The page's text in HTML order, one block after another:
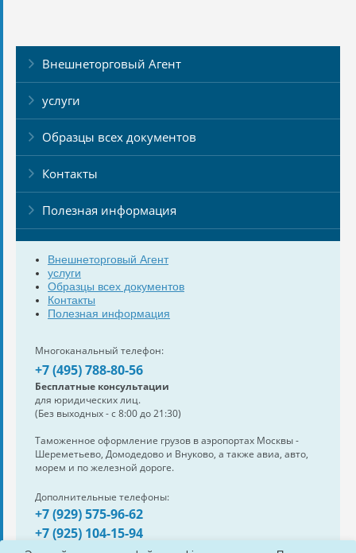
Внешнеторговый Агент
услуги
Образцы всех документов
Контакты
Полезная информация
Внешнеторговый Агент
услуги
Образцы всех документов
Контакты
Полезная информация
Многоканальный телефон:
+7 (495) 788-80-56
Бесплатные консультации
для юридических лиц.
(Без выходных - с 8:00 до 21:30)
Таможенное оформление грузов в аэропортах Москвы -
Шереметьево, Домодедово и Внуково, а также авиа, авто,
морем и по железной дороге.
Дополнительные телефоны:
+7 (929) 575-96-62
+7 (925) 104-15-94